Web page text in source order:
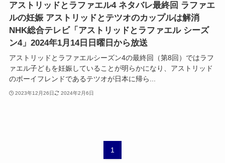
アストリッドとラファエル4 ネタバレ最終回 ラファエ
ルの妊娠 アストリッドとテツオのカップルは解消
NHK総合テレビ「アストリッドとラファエル シーズ
ン4」2024年1月14日日曜日から放送
アストリッドとラファエルシーズン4の最終回（第8回）ではラフ
ァエル子どもを妊娠していることが明らかになり、アストリッド
のボーイフレンドであるテツオが日本に帰ら...
2023年12月26日 2024年2月6日
1